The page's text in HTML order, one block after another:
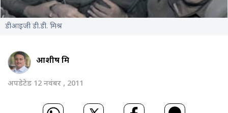
डीआइजी डी.डी. मिश्र
आशीष मिश्र
अपडेटेड 12 नवंबर , 2011